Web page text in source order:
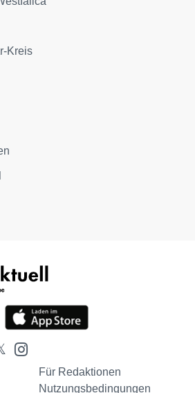
Kreis
Für Redaktionen
Nutzungsbedingungen